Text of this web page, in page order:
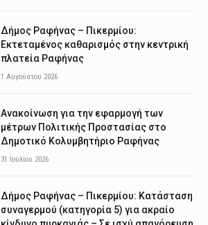
Δήμος Ραφήνας – Πικερμίου:
Εκτεταμένος καθαρισμός στην κεντρική
πλατεία Ραφήνας
1 Αυγούστου 2026
Ανακοίνωση για την εφαρμογή των
μέτρων Πολιτικής Προστασίας στο
Δημοτικό Κολυμβητήριο Ραφήνας
31 Ιουλίου 2026
Δήμος Ραφήνας – Πικερμίου: Κατάσταση
συναγερμού (κατηγορία 5) για ακραίο